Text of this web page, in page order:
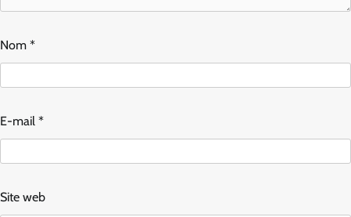
Nom *
E-mail *
Site web